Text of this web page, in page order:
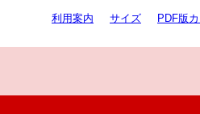
利用案内 サイズ PDF版